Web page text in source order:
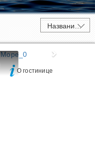
Название отеля
О гостинице